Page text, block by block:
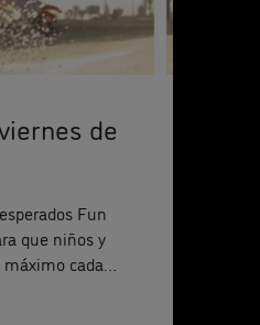
de
Fun
que niños y
cada